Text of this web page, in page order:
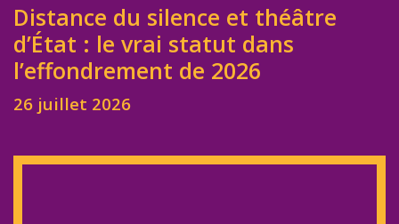
Distance du silence et théâtre
d’État : le vrai statut dans
l’effondrement de 2026
26 juillet 2026